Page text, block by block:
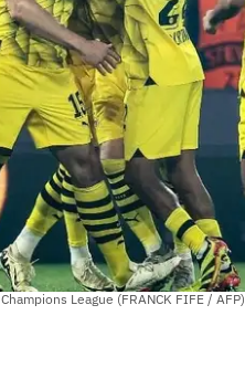
League (FRANCK FIFE / AFP)